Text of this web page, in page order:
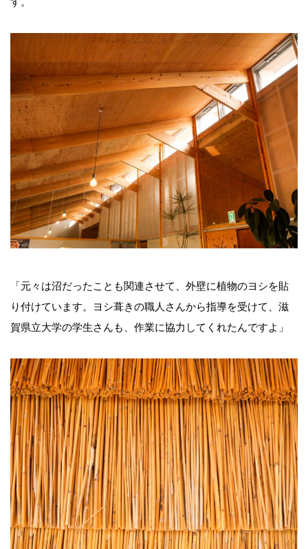
「元々は沼だったことも関連させて、外壁に植物のヨシを貼
り付けています。ヨシ葺きの職人さんから指導を受けて、滋
賀県立大学の学生さんも、作業に協力してくれたんですよ」